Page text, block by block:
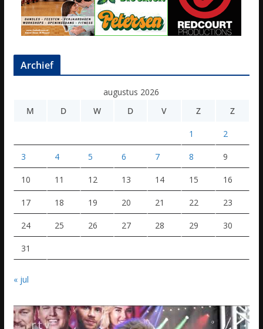
Archief
augustus 2026
M
D W D V Z Z
1 2
3 4 5 6 7 8 9
10 11 12 13 14 15 16
17 18 19 20 21 22 23
24 25 26 27 28 29 30
31
« jul